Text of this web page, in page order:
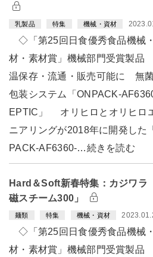
乳製品 特集 機械・資材
◇「第25回日食優秀食品機械
材・素材賞」機械部門受賞製
温保存・流通・販売可能に 無
包装システム「ONPACK-
EPTIC」 オリヒロとオリヒロ
ニアリングが2018年に開発した
PACK-AF6360-…続きを読む
Hard＆Soft新春特集：カジワ
磁スチーム300」
麺類 特集 機械・資材
◇「第25回日食優秀食品機械
材・素材賞」機械部門受賞製